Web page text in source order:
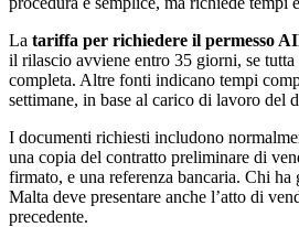
La tariffa per richiedere il permesso
il rilascio avviene entro 35 giorni, se
completa. Altre fonti indicano tempi
settimane, in base al carico di lavoro del
I documenti richiesti includono
una copia del contratto preliminare di
firmato, e una referenza bancaria. Chi
Malta deve presentare anche l’atto di
precedente.